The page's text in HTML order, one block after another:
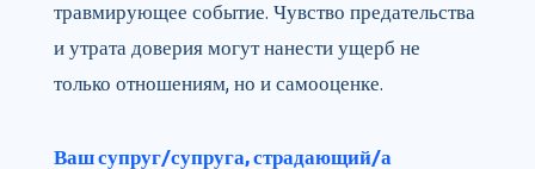
травмирующее событие. Чувство предательства
и утрата доверия могут нанести ущерб не
только отношениям, но и самооценке.
Ваш супруг/супруга, страдающий/а